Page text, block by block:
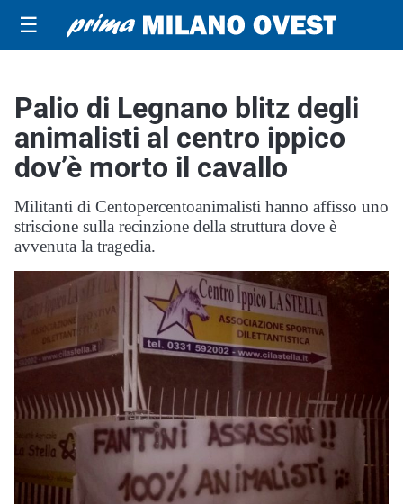
☰
Palio di Legnano blitz degli
animalisti al centro ippico
dov’è morto il cavallo
Militanti di Centopercentoanimalisti hanno affisso uno
striscione sulla recinzione della struttura dove è
avvenuta la tragedia.